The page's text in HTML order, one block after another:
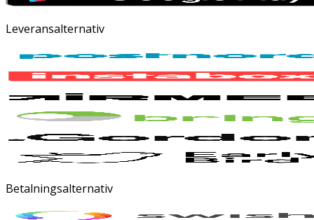
Leveransalternativ
Betalningsalternativ